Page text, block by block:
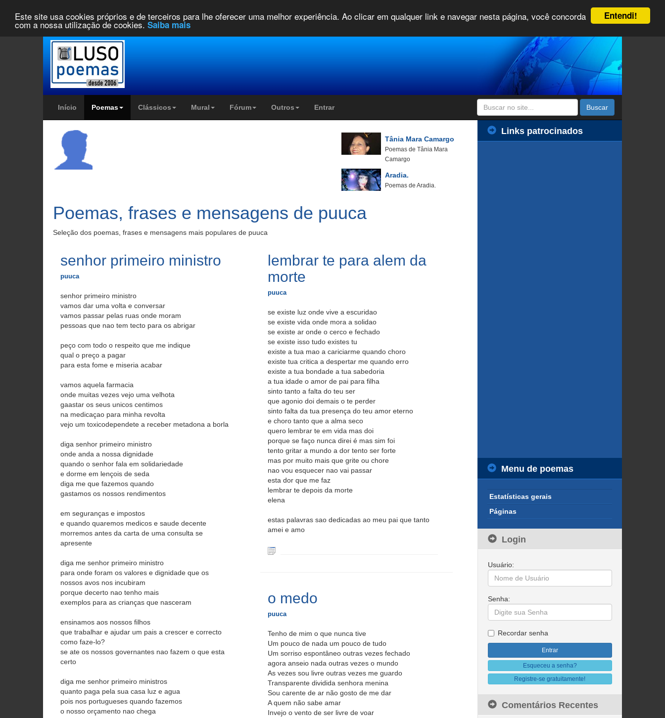
Entendi!
Este site usa cookies próprios e de terceiros para lhe oferecer uma melhor experiência. Ao clicar em qualquer link e navegar nesta página, você concorda
com a nossa utilização de cookies. Saiba mais
Início Poemas Clássicos Mural Fórum Outros Entrar Buscar
Tânia Mara Camargo
Poemas de Tânia Mara
Camargo
Aradia.
Poemas de Aradia.
Poemas, frases e mensagens de puuca
Seleção dos poemas, frases e mensagens mais populares de puuca
senhor primeiro ministro
puuca
senhor primeiro ministro
vamos dar uma volta e conversar
vamos passar pelas ruas onde moram
pessoas que nao tem tecto para os abrigar
peço com todo o respeito que me indique
qual o preço a pagar
para esta fome e miseria acabar
vamos aquela farmacia
onde muitas vezes vejo uma velhota
gaastar os seus unicos centimos
na medicaçao para minha revolta
vejo um toxicodependete a receber metadona a borla
diga senhor primeiro ministro
onde anda a nossa dignidade
quando o senhor fala em solidariedade
e dorme em lençois de seda
diga me que fazemos quando
gastamos os nossos rendimentos
em seguranças e impostos
e quando quaremos medicos e saude decente
morremos antes da carta de uma consulta se
apresente
diga me senhor primeiro ministro
para onde foram os valores e dignidade que os
nossos avos nos incubiram
porque decerto nao tenho mais
exemplos para as crianças que nasceram
ensinamos aos nossos filhos
que trabalhar e ajudar um pais a crescer e correcto
como faze-lo?
se ate os nossos governantes nao fazem o que esta
certo
diga me senhor primeiro ministros
quanto paga pela sua casa luz e agua
pois nos portugueses quando fazemos
o nosso orçamento nao chega
lembrar te para alem da
morte
puuca
se existe luz onde vive a escuridao
se existe vida onde mora a solidao
se existe ar onde o cerco e fechado
se existe isso tudo existes tu
existe a tua mao a cariciarme quando choro
existe tua critica a despertar me quando erro
existe a tua bondade a tua sabedoria
a tua idade o amor de pai para filha
sinto tanto a falta do teu ser
que agonio doi demais o te perder
sinto falta da tua presença do teu amor eterno
e choro tanto que a alma seco
quero lembrar te em vida mas doi
porque se faço nunca direi é mas sim foi
tento gritar a mundo a dor tento ser forte
mas por muito mais que grite ou chore
nao vou esquecer nao vai passar
esta dor que me faz
lembrar te depois da morte
elena
estas palavras sao dedicadas ao meu pai que tanto
amei e amo
o medo
puuca
Tenho de mim o que nunca tive
Um pouco de nada um pouco de tudo
Um sorriso espontâneo outras vezes fechado
agora anseio nada outras vezes o mundo
As vezes sou livre outras vezes me guardo
Transparente dividida senhora menina
Sou carente de ar não gosto de me dar
A quem não sabe amar
Invejo o vento de ser livre de voar
Links patrocinados
Menu de poemas
Estatísticas gerais
Páginas
Login
Usuário:
Senha:
Recordar senha
Esqueceu a senha?
Registre-se gratuitamente!
Comentários Recentes